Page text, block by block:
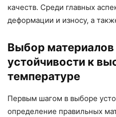
качеств. Среди главных
деформации и износу, а
Выбор материалов
устойчивости к
температуре
Первым шагом в выборе
определение правильных